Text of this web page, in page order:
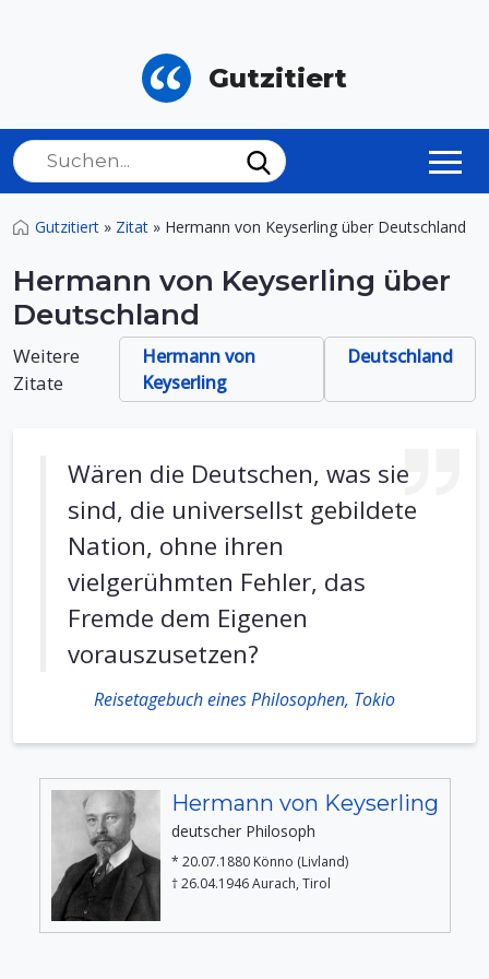
Gutzitiert
Gutzitiert » Zitat » Hermann von Keyserling über Deutschland
Hermann von Keyserling über
Deutschland
Weitere
Zitate
Hermann von
Keyserling
Deutschland
Wären die Deutschen, was sie
sind, die universellst gebildete
Nation, ohne ihren
vielgerühmten Fehler, das
Fremde dem Eigenen
vorauszusetzen?
Reisetagebuch eines Philosophen, Tokio
Hermann von Keyserling
deutscher Philosoph
* 20.07.1880 Könno (Livland)
† 26.04.1946 Aurach, Tirol